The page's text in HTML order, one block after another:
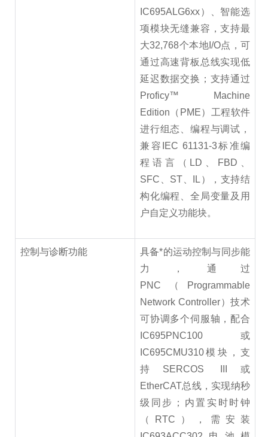
IC695ALG6xx）、智能选
项模块无缝兼容，支持最
大32,768个本地I/O点，可
通过高速背板总线实现低
延迟数据交换；支持通过
Proficy™ Machine
Edition（PME）工程软件
进行组态、编程与调试，
兼容IEC 61131-3标准编
程语言（LD、FBD、
SFC、ST、IL），支持结
构化编程、全局变量及用
户自定义功能块。
控制与诊断功能
具备*的运动控制与同步能
力，通过
PNC（Programmable
Network Controller）技术
可协调多个伺服轴，配合
IC695PNC100或
IC695CMU310模块，支
持SERCOS III或
EtherCAT总线，实现纳秒
级同步；内置实时时钟
（RTC），需安装